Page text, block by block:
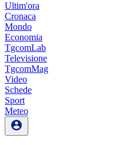
Ultim'ora
Cronaca
Mondo
Economia
TgcomLab
Televisione
TgcomMag
Video
Schede
Sport
Meteo